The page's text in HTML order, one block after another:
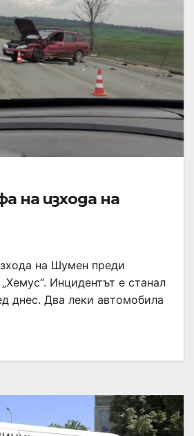
на изхода на
на Шумен преди
Инцидентът е станал
днес. Два леки автомобила